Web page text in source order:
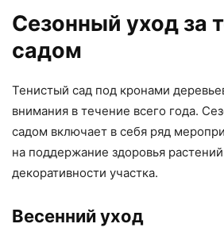
Сезонный уход за
садом
Тенистый сад под кронами
внимания в течение всего года.
садом включает в себя ряд
на поддержание здоровья
декоративности участка.
Весенний уход